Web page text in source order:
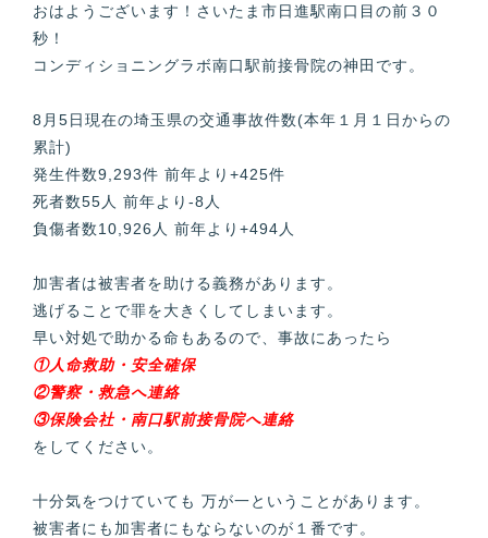
おはようございます！さいたま市日進駅南口目の前３０
秒！
コンディショニングラボ南口駅前接骨院の神田です。
8月5日現在の埼玉県の交通事故件数(本年１月１日からの
累計)
発生件数9,293件 前年より+425件
死者数55人 前年より-8人
負傷者数10,926人 前年より+494人
加害者は被害者を助ける義務があります。
逃げることで罪を大きくしてしまいます。
早い対処で助かる命もあるので、事故にあったら
①人命救助・安全確保
②警察・救急へ連絡
③保険会社・南口駅前接骨院へ連絡
をしてください。
十分気をつけていても 万が一ということがあります。
被害者にも加害者にもならないのが１番です。